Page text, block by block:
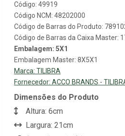
Código: 49919
Código NCM: 48202000
Código de Barras do Produto:
Código de Barras da Caixa Master:
Embalagem: 5X1
Embalagem Master: 8X5X1
Marca: TILIBRA
Fornecedor: ACCO BRANDS -
Dimensões do Produto
Altura: 6cm
Largura: 21cm